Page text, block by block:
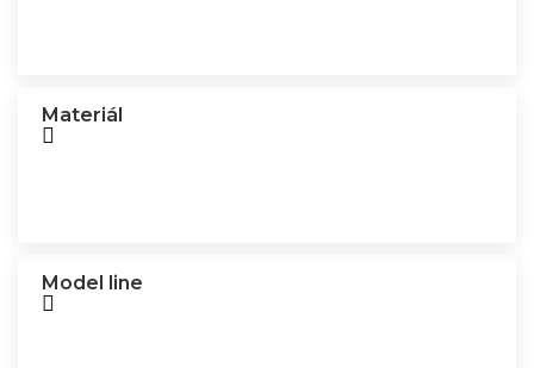
Materiál
Model line